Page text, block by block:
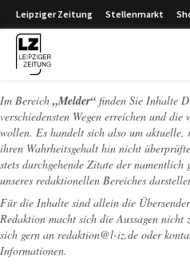
Leipziger Zeitung Stellenmarkt
Im Bereich „Melder“ finden Sie Inhalte
verschiedensten Wegen erreichen und
wollen. Es handelt sich also um
ihren Wahrheitsgehalt hin nicht
stets durchgehende Zitate der namentlich
unseres redaktionellen Bereiches
Für die Inhalte sind allein die
Redaktion macht sich die Aussagen nicht
sich gern an redaktion@l-iz.de oder
Informationen.